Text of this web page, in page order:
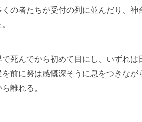
くの者たちが受付の列に並んだり、
死んでから初めて目にし、いずれは
前に努は感慨深そうに息をつきなが
離れる。